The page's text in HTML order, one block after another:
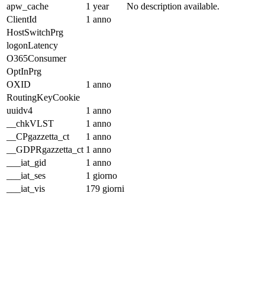
apw_cache
1 year
No description available.
ClientId
1 anno
HostSwitchPrg
logonLatency
O365Consumer
OptInPrg
OXID
1 anno
RoutingKeyCookie
uuidv4
1 anno
__chkVLST
1 anno
__CPgazzetta_ct
1 anno
__GDPRgazzetta_ct 1 anno
___iat_gid
1 anno
___iat_ses
1 giorno
___iat_vis
179 giorni